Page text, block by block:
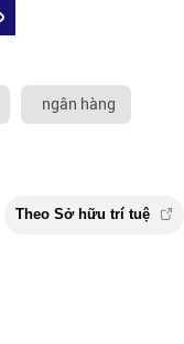
ngân hàng